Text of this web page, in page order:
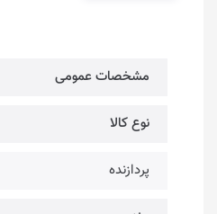
مشخصات عمومی
نوع کالا
پردازنده